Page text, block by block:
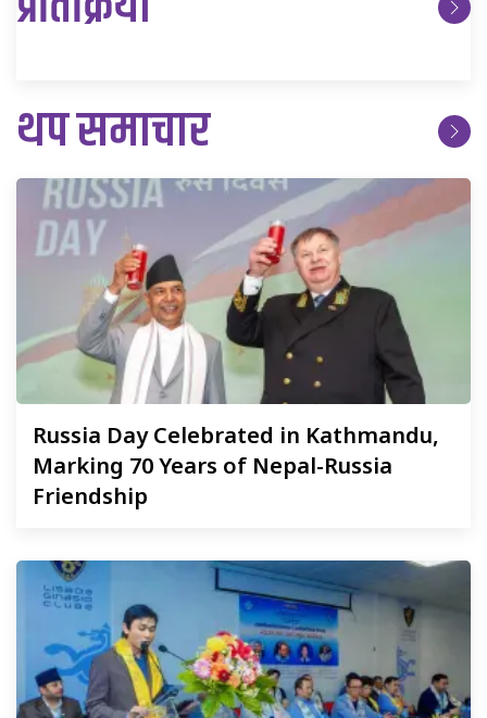
थप समाचार
Russia Day Celebrated in Kathmandu,
Marking 70 Years of Nepal-Russia
Friendship